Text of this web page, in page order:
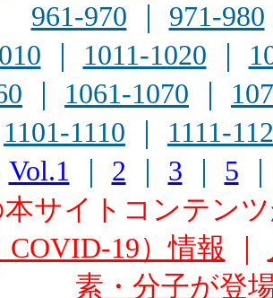
961-970
971-980
1011-1020
1061-1070
1101-1110
1111-
Vol.1 2 3 5
サイトコンテン
COVID-19）情報
素・分子が登